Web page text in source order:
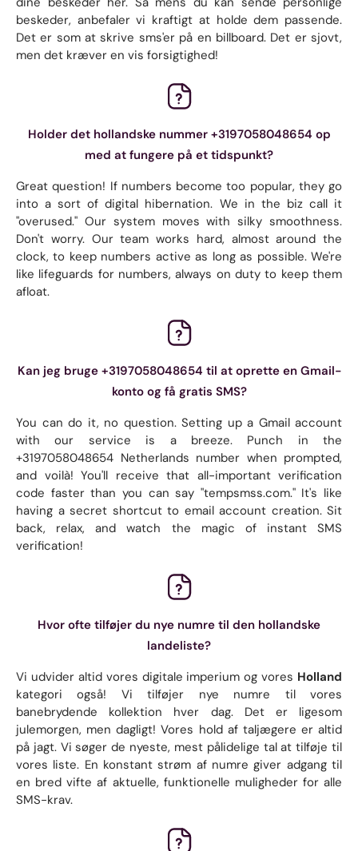
beskeder, anbefaler vi kraftigt at holde dem passende.
Det er som at skrive sms'er på en billboard. Det er sjovt,
men det kræver en vis forsigtighed!
Holder det hollandske nummer +3197058048654 op
med at fungere på et tidspunkt?
Great question! If numbers become too popular, they go
into a sort of digital hibernation. We in the biz call it
"overused." Our system moves with silky smoothness.
Don't worry. Our team works hard, almost around the
clock, to keep numbers active as long as possible. We're
like lifeguards for numbers, always on duty to keep them
afloat.
Kan jeg bruge +3197058048654 til at oprette en Gmail-
konto og få gratis SMS?
You can do it, no question. Setting up a Gmail account
with our service is a breeze. Punch in the
+3197058048654 Netherlands number when prompted,
and voilà! You'll receive that all-important verification
code faster than you can say "tempsmss.com." It's like
having a secret shortcut to email account creation. Sit
back, relax, and watch the magic of instant SMS
verification!
Hvor ofte tilføjer du nye numre til den hollandske
landeliste?
Vi udvider altid vores digitale imperium og vores Holland
kategori også! Vi tilføjer nye numre til vores
banebrydende kollektion hver dag. Det er ligesom
julemorgen, men dagligt! Vores hold af taljægere er altid
på jagt. Vi søger de nyeste, mest pålidelige tal at tilføje til
vores liste. En konstant strøm af numre giver adgang til
en bred vifte af aktuelle, funktionelle muligheder for alle
SMS-krav.